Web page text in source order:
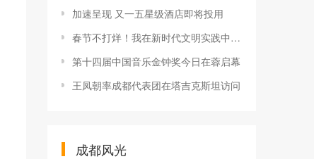
加速呈现 又一五星级酒店即将投用
春节不打烊！我在新时代文明实践中心过大年
第十四届中国音乐金钟奖今日在蓉启幕
王凤朝率成都代表团在塔吉克斯坦访问
成都风光